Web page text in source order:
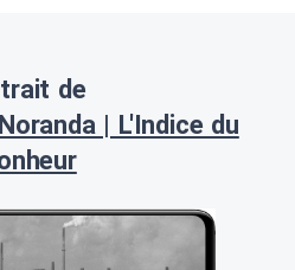
de
| L'Indice du